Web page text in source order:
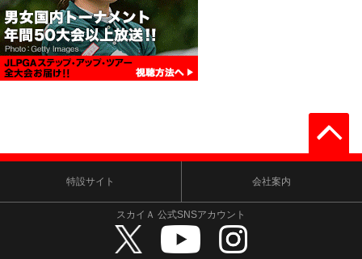
特設サイト 会社案内
スカイＡ 公式SNSアカウント